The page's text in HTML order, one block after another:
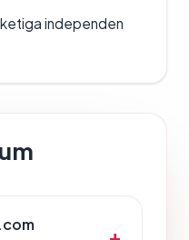
independen